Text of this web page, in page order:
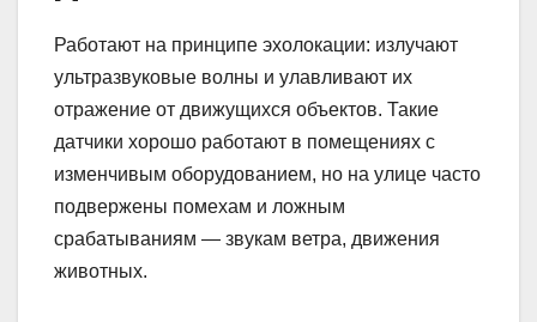
Работают на принципе эхолокации: излучают
ультразвуковые волны и улавливают их
отражение от движущихся объектов. Такие
датчики хорошо работают в помещениях с
изменчивым оборудованием, но на улице часто
подвержены помехам и ложным
срабатываниям — звукам ветра, движения
животных.